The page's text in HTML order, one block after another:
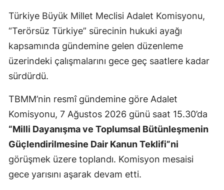
Türkiye Büyük Millet Meclisi Adalet Komisyonu,
“Terörsüz Türkiye” sürecinin hukuki ayağı
kapsamında gündemine gelen düzenleme
üzerindeki çalışmalarını gece geç saatlere kadar
sürdürdü.
TBMM’nin resmî gündemine göre Adalet
Komisyonu, 7 Ağustos 2026 günü saat 15.30’da
“Milli Dayanışma ve Toplumsal Bütünleşmenin
Güçlendirilmesine Dair Kanun Teklifi”ni
görüşmek üzere toplandı. Komisyon mesaisi
gece yarısını aşarak devam etti.